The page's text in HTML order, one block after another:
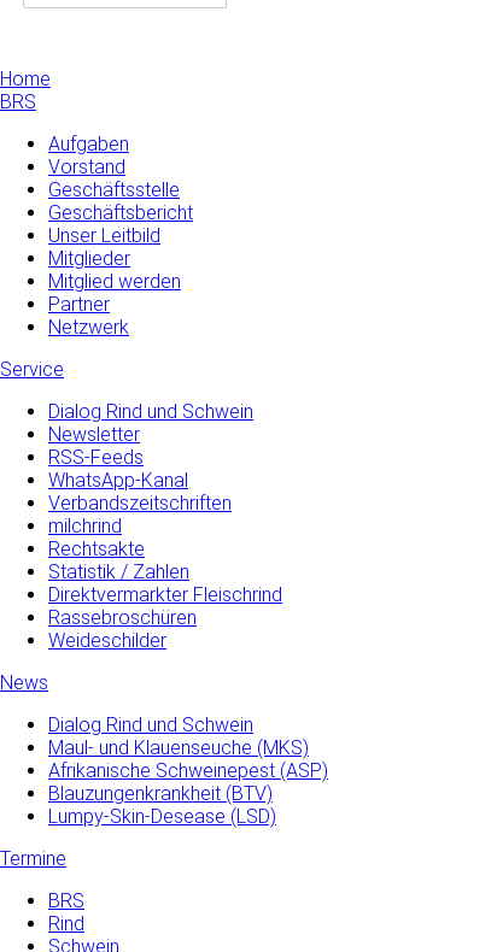
Home
BRS
Aufgaben
Vorstand
Geschäftsstelle
Geschäftsbericht
Unser Leitbild
Mitglieder
Mitglied werden
Partner
Netzwerk
Service
Dialog Rind und Schwein
Newsletter
RSS-Feeds
WhatsApp-Kanal
Verbandszeitschriften
milchrind
Rechtsakte
Statistik / Zahlen
Direktvermarkter Fleischrind
Rassebroschüren
Weideschilder
News
Dialog Rind und Schwein
Maul- und­ Klauenseuche­ (MKS)
Afrikanische Schweinepest (ASP)
Blauzungenkrankheit (BTV)
Lumpy-Skin-Desease (LSD)
Termine
BRS
Rind
Schwein